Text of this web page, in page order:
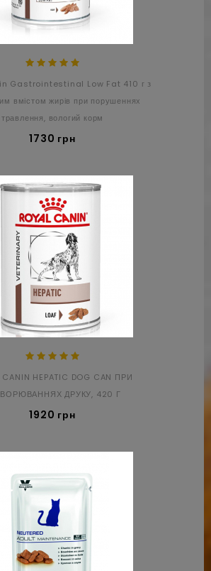
Gastrointestinal Low Fat 410 г з
вмістом жирів при порушеннях
травлення, вологий корм
1730 грн
CANIN HEPATIC DOG CAN ПРИ
ДРУКУ, 420 Г
1920 грн